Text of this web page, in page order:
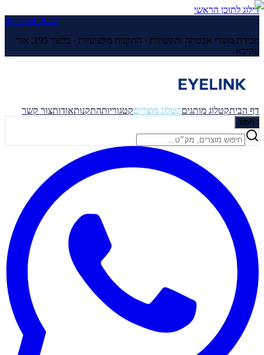
דילוג לתוכן הראשי
055-264-2642
מכירת מוצרי אבטחה ותקשורת · התקנות מקצועיות ·
בלפור 195, אור
עקיבא
דף הביתקטלוג מותגיםקטלוג מוצריםקטגוריותהתקנותאודותצור קשר
חפש